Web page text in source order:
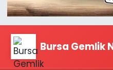
Bursa Gemlik